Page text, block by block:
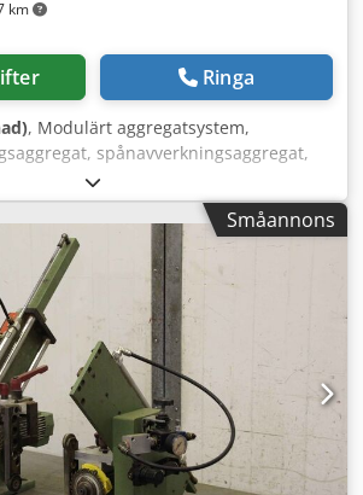
km
Ringa
, Modulärt aggregatsystem,
spånavverkningsaggregat,
fogfräsaggregat,
spårmotor,
fräsmotor för
finishaggregat,
Homag, 2 fräsaggregat och
från kantlistmaskin BRANDT KS 25 -
Motor KMER 0,18 kW 1360 varv/min -
höjd och djup justerbar / svängbar -
Perske / Homag, se bilder på
220 V / 200 Hz Dcedpfx Aaex
komplett -Totala mått:
-Total vikt: 175 kg
Småannons